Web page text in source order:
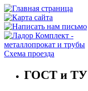
Схема проезда
ГОСТ и ТУ